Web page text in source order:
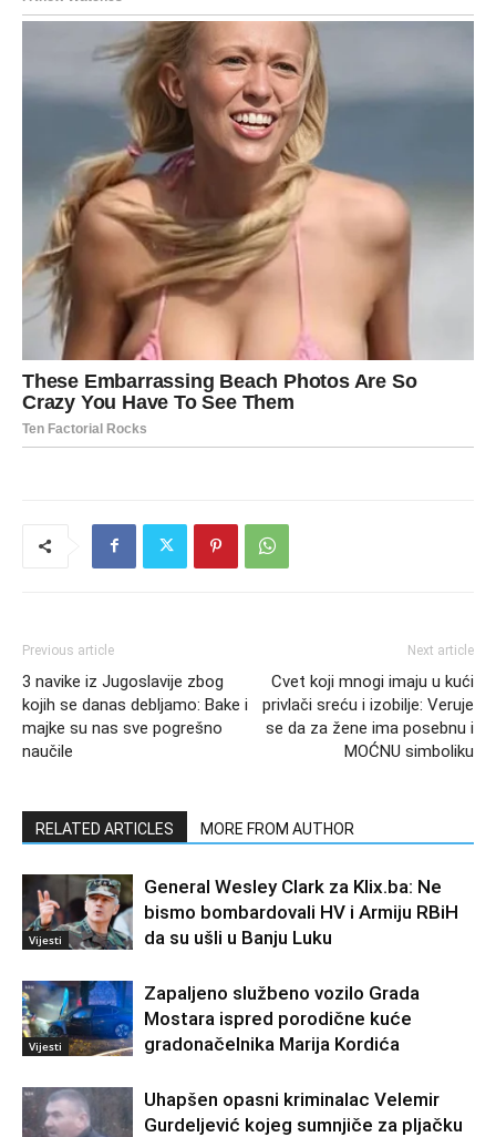
Previous article
3 navike iz Jugoslavije zbog
kojih se danas debljamo: Bake i
majke su nas sve pogrešno
naučile
Next article
Cvet koji mnogi imaju u kući
privlači sreću i izobilje: Veruje
se da za žene ima posebnu i
MOĆNU simboliku
RELATED ARTICLES MORE FROM AUTHOR
Vijesti
General Wesley Clark za Klix.ba: Ne
bismo bombardovali HV i Armiju RBiH
da su ušli u Banju Luku
Vijesti
Zapaljeno službeno vozilo Grada
Mostara ispred porodične kuće
gradonačelnika Marija Kordića
Uhapšen opasni kriminalac Velemir
Gurdeljević kojeg sumnjiče za pljačku